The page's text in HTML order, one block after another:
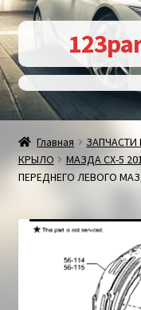
Перейти
к
навигации
Перейти
к
содержимому
Главная
КРЫЛО
МАЗДА СХ-5
ПЕРЕДНЕГО ЛЕВОГО